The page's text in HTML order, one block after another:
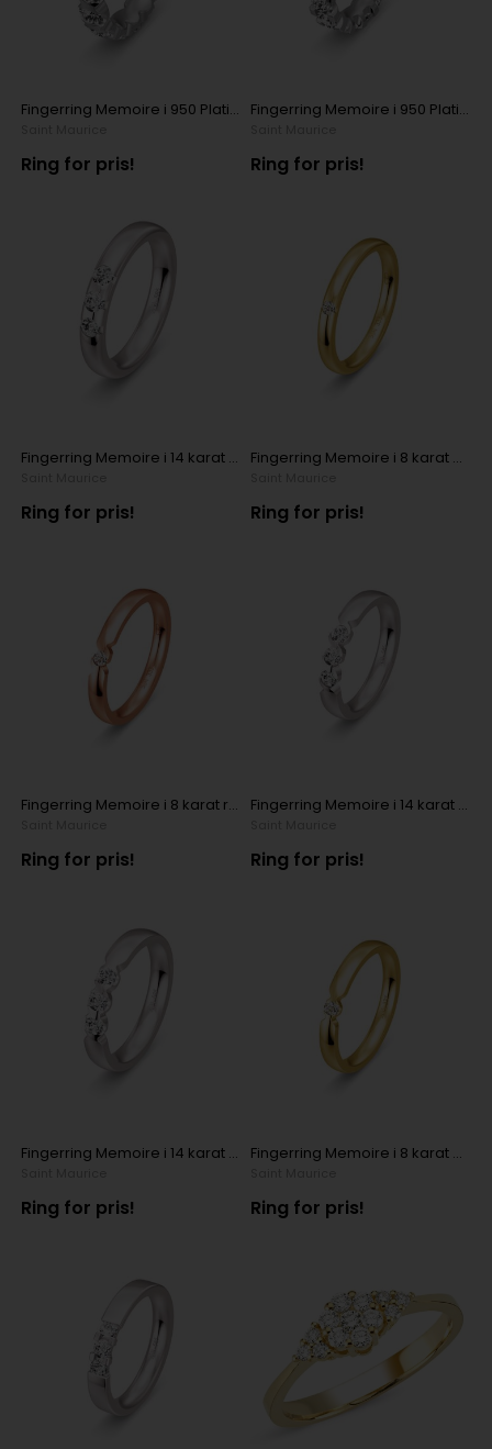
Fingerring Memoire i 950 Platin med 16 x 0,20 ct diamanter
Ring for pris!
Fingerring Memoire i 950 Platin med 18 x 0,20 ct diamanter
Ring for pris!
Fingerring Memoire i 14 karat hvidguld med 3 x 0,12 ct diamanter
Ring for pris!
Fingerring Memoire i 8 karat gulguld med 1 x 0,04 ct diamant
Ring for pris!
Fingerring Memoire i 8 karat rosaguld med 1 x 0,04 ct diamant
Ring for pris!
Fingerring Memoire i 14 karat hvidguld med 3 x 0,12 ct diamanter
Ring for pris!
Fingerring Memoire i 14 karat hvidguld med 3 x 0,12 ct diamanter
Ring for pris!
Fingerring Memoire i 8 karat gulguld med 1 x 0,04 ct diamant
Ring for pris!